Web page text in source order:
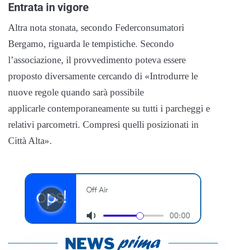
Entrata in vigore
Altra nota stonata, secondo Federconsumatori
Bergamo, riguarda le tempistiche. Secondo
l’associazione, il provvedimento poteva essere
proposto diversamente cercando di «Introdurre le
nuove regole quando sarà possibile
applicarle contemporaneamente su tutti i parcheggi e
relativi parcometri. Compresi quelli posizionati in
Città Alta».